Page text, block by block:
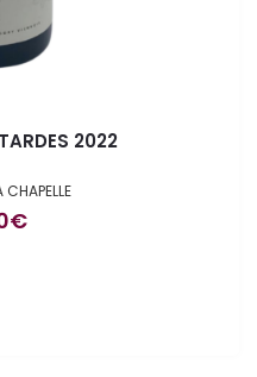
2022
€